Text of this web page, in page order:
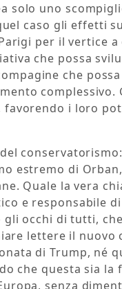
solo uno
caso gli effetti
per il vertice
che possa
che
complessivo.
favorendo i loro
estremo di
Quale la vera
e responsabile
occhi di tutti,
lettere il nuovo
di Trump, né
che questa sia
senza